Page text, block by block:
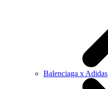
Balenciaga x Adidas